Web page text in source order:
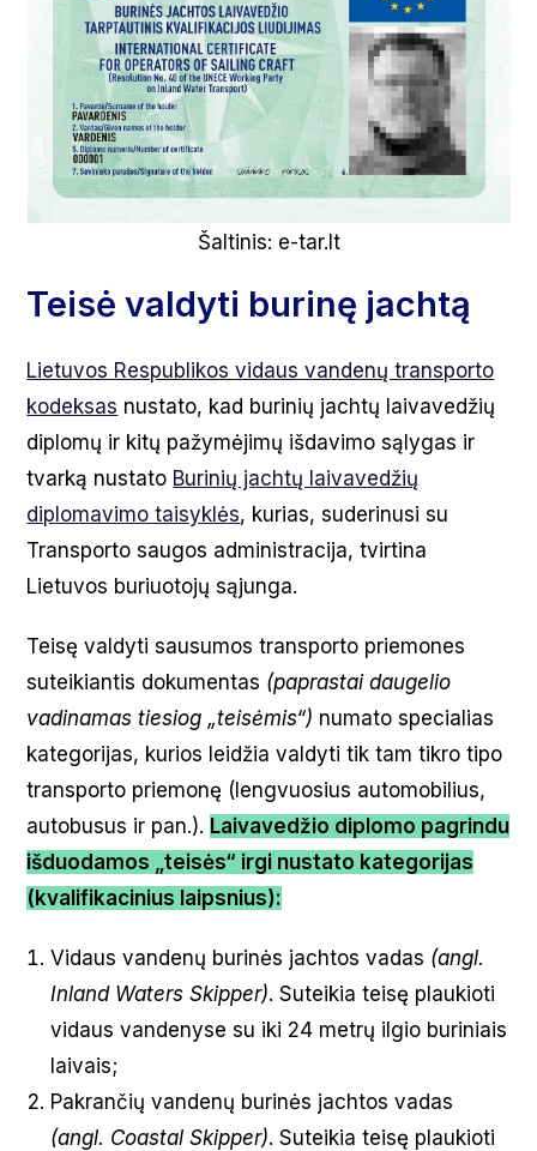
Šaltinis: e-tar.lt
Teisė valdyti burinę jachtą
Lietuvos Respublikos vidaus vandenų transporto
kodeksas nustato, kad burinių jachtų laivavedžių
diplomų ir kitų pažymėjimų išdavimo sąlygas ir
tvarką nustato Burinių jachtų laivavedžių
diplomavimo taisyklės, kurias, suderinusi su
Transporto saugos administracija, tvirtina
Lietuvos buriuotojų sąjunga.
Teisę valdyti sausumos transporto priemones
suteikiantis dokumentas (paprastai daugelio
vadinamas tiesiog „teisėmis“) numato specialias
kategorijas, kurios leidžia valdyti tik tam tikro tipo
transporto priemonę (lengvuosius automobilius,
autobusus ir pan.). Laivavedžio diplomo pagrindu
išduodamos „teisės“ irgi nustato kategorijas
(kvalifikacinius laipsnius):
Vidaus vandenų burinės jachtos vadas (angl.
Inland Waters Skipper). Suteikia teisę plaukioti
vidaus vandenyse su iki 24 metrų ilgio buriniais
laivais;
Pakrančių vandenų burinės jachtos vadas
(angl. Coastal Skipper). Suteikia teisę plaukioti